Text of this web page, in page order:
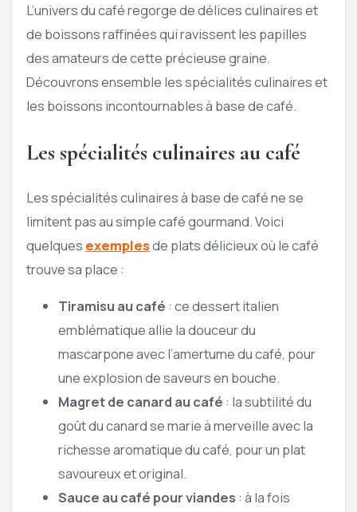
L’univers du café regorge de délices culinaires et
de boissons raffinées qui ravissent les papilles
des amateurs de cette précieuse graine.
Découvrons ensemble les spécialités culinaires et
les boissons incontournables à base de café.
Les spécialités culinaires au café
Les spécialités culinaires à base de café ne se
limitent pas au simple café gourmand. Voici
quelques exemplesde plats délicieux où le café
trouve sa place :
Tiramisu au café : ce dessert italien
emblématique allie la douceur du
mascarpone avec l’amertume du café, pour
une explosion de saveurs en bouche.
Magret de canard au café : la subtilité du
goût du canard se marie à merveille avec la
richesse aromatique du café, pour un plat
savoureux et original.
Sauce au café pour viandes : à la fois